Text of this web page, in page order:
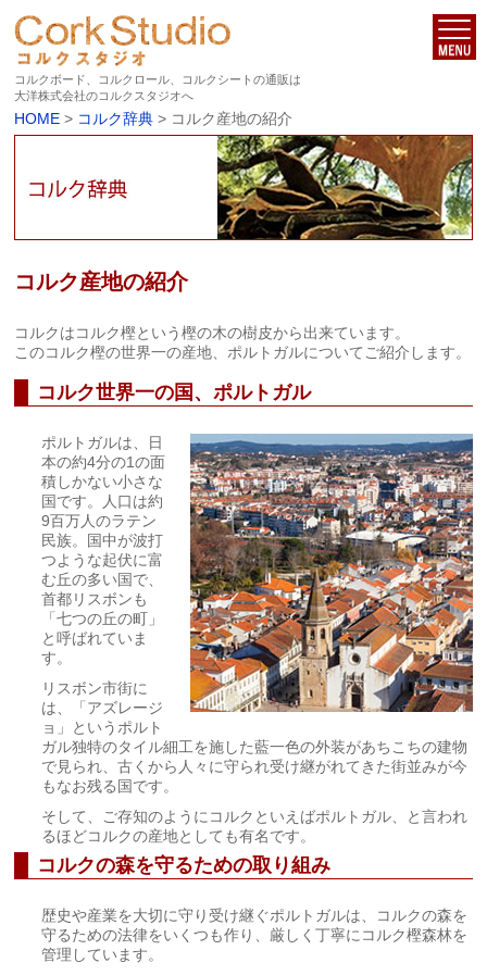
コルクボード、コルクロール、コルクシートの通販は
大洋株式会社のコルクスタジオへ
HOME > コルク辞典 > コルク産地の紹介
コルク産地の紹介
コルクはコルク樫という樫の木の樹皮から出来ています。
このコルク樫の世界一の産地、ポルトガルについてご紹介します。
コルク世界一の国、ポルトガル
ポルトガルは、日
本の約4分の1の面
積しかない小さな
国です。人口は約
9百万人のラテン
民族。国中が波打
つような起伏に富
む丘の多い国で、
首都リスボンも
「七つの丘の町」
と呼ばれていま
す。
リスボン市街に
は、「アズレージ
ョ」というポルト
ガル独特のタイル細工を施した藍一色の外装があちこちの建物
で見られ、古くから人々に守られ受け継がれてきた街並みが今
もなお残る国です。
そして、ご存知のようにコルクといえばポルトガル、と言われ
るほどコルクの産地としても有名です。
コルクの森を守るための取り組み
歴史や産業を大切に守り受け継ぐポルトガルは、コルクの森を
守るための法律をいくつも作り、厳しく丁寧にコルク樫森林を
管理しています。